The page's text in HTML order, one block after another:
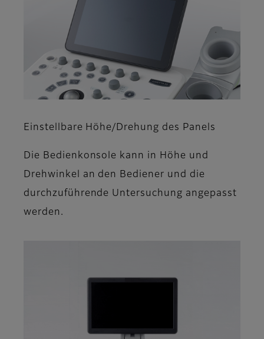
Einstellbare Höhe/Drehung des Panels
Die Bedienkonsole kann in Höhe und
Drehwinkel an den Bediener und die
durchzuführende Untersuchung angepasst
werden.